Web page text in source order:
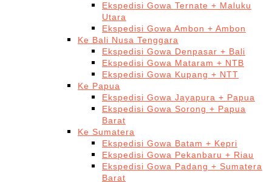
Ekspedisi Gowa Ternate + Maluku
Utara
Ekspedisi Gowa Ambon + Ambon
Ke Bali Nusa Tenggara
Ekspedisi Gowa Denpasar + Bali
Ekspedisi Gowa Mataram + NTB
Ekspedisi Gowa Kupang + NTT
Ke Papua
Ekspedisi Gowa Jayapura + Papua
Ekspedisi Gowa Sorong + Papua
Barat
Ke Sumatera
Ekspedisi Gowa Batam + Kepri
Ekspedisi Gowa Pekanbaru + Riau
Ekspedisi Gowa Padang + Sumatera
Barat